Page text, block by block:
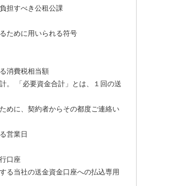
担すべき公租公課
ために用いられる符号
消費税相当額
。 「必要資金合計」とは、１回の送
めに、契約者からその都度ご連絡い
営業日
口座
る当社の送金資金口座への払込専用